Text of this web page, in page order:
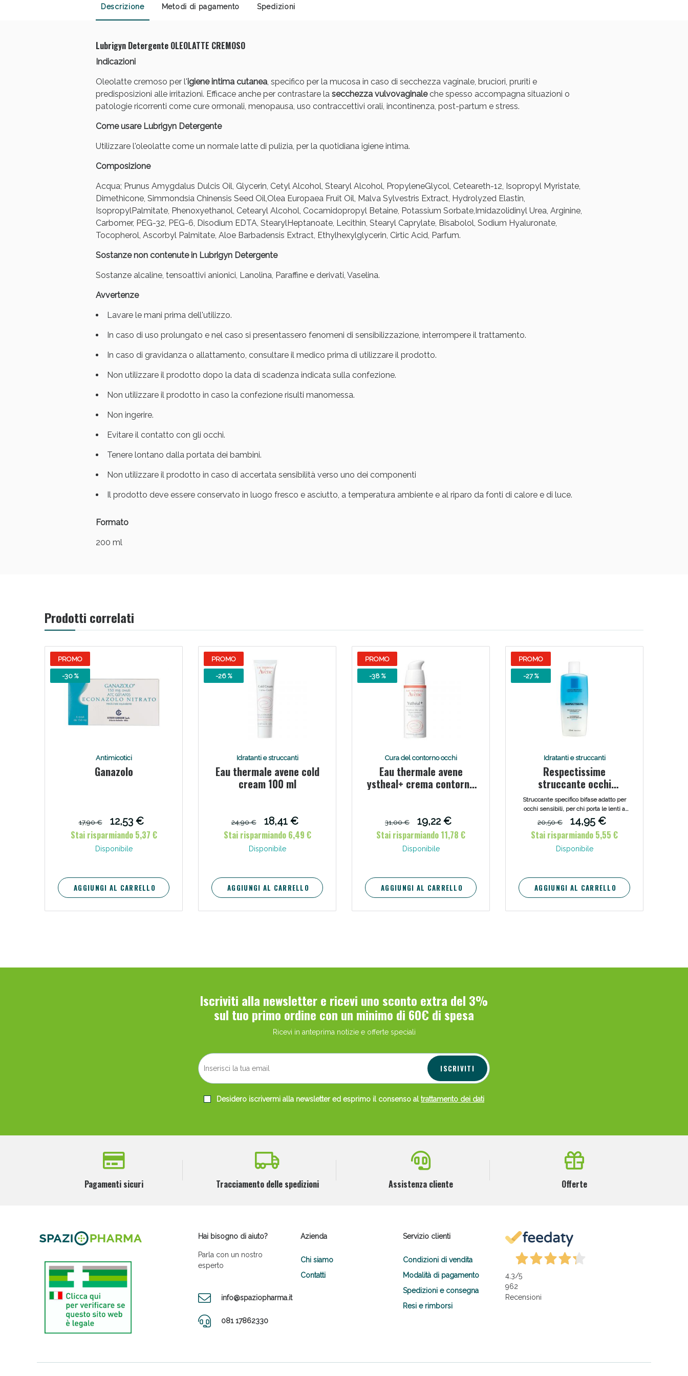
Descrizione Metodi di pagamento Spedizioni
Lubrigyn Detergente OLEOLATTE CREMOSO
Indicazioni
Oleolatte cremoso per l'igiene intima cutanea , specifico per la mucosa in caso di secchezza vaginale, bruciori, pruriti e
predisposizioni alle irritazioni. Efficace anche per contrastare la secchezza vulvovaginaleche spesso accompagna situazioni o
patologie ricorrenti come cure ormonali, menopausa, uso contraccettivi orali, incontinenza, post-partum e stress.
Come usare Lubrigyn Detergente
Utilizzare l'oleolatte come un normale latte di pulizia, per la quotidiana igiene intima.
Composizione
Acqua; Prunus Amygdalus Dulcis Oil, Glycerin, Cetyl Alcohol, Stearyl Alcohol, PropyleneGlycol, Ceteareth-12, Isopropyl Myristate,
Dimethicone, Simmondsia Chinensis Seed Oil,Olea Europaea Fruit Oil, Malva Sylvestris Extract, Hydrolyzed Elastin,
IsopropylPalmitate, Phenoxyethanol, Cetearyl Alcohol, Cocamidopropyl Betaine, Potassium Sorbate,Imidazolidinyl Urea, Arginine,
Carbomer, PEG-32, PEG-6, Disodium EDTA, StearylHeptanoate, Lecithin, Stearyl Caprylate, Bisabolol, Sodium Hyaluronate,
Tocopherol, Ascorbyl Palmitate, Aloe Barbadensis Extract, Ethylhexylglycerin, Cirtic Acid, Parfum.
Sostanze non contenute in Lubrigyn Detergente
Sostanze alcaline, tensoattivi anionici, Lanolina, Paraffine e derivati, Vaselina.
Avvertenze
Lavare le mani prima dell'utilizzo.
In caso di uso prolungato e nel caso si presentassero fenomeni di sensibilizzazione, interrompere il trattamento.
In caso di gravidanza o allattamento, consultare il medico prima di utilizzare il prodotto.
Non utilizzare il prodotto dopo la data di scadenza indicata sulla confezione.
Non utilizzare il prodotto in caso la confezione risulti manomessa.
Non ingerire.
Evitare il contatto con gli occhi.
Tenere lontano dalla portata dei bambini.
Non utilizzare il prodotto in caso di accertata sensibilità verso uno dei componenti
Il prodotto deve essere conservato in luogo fresco e asciutto, a temperatura ambiente e al riparo da fonti di calore e di luce.
Formato
200 ml
Prodotti correlati
PROMO
-30 %
Antimicotici
Ganazolo
17,90 €
12,53 €
Stai risparmiando 5,37 €
Disponibile
AGGIUNGI AL CARRELLO
PROMO
-26 %
Idratanti e struccanti
Eau thermale avene cold
cream 100 ml
24,90 €
18,41 €
Stai risparmiando 6,49 €
Disponibile
AGGIUNGI AL CARRELLO
PROMO
-38 %
Cura del contorno occhi
Eau thermale avene
ystheal+ crema contorno
31,00 €
19,22 €
Stai risparmiando 11,78 €
Disponibile
AGGIUNGI AL CARRELLO
PROMO
-27 %
Idratanti e struccanti
Respectissime
struccante occhi
waterproof bifase 125 ml
Struccante specifico bifase adatto per
occhi sensibili, per chi porta le lenti a
contatto o per chi usa prodotti
waterproof, dal maquillage più
resistente.
20,50 €
14,95 €
Stai risparmiando 5,55 €
Disponibile
AGGIUNGI AL CARRELLO
Iscriviti alla newsletter e ricevi uno sconto extra del 3%
sul tuo primo ordine con un minimo di 60€ di spesa
Ricevi in anteprima notizie e offerte speciali
ISCRIVITI
Desidero iscrivermi alla newsletter ed esprimo il consenso al trattamento dei dati
Pagamenti sicuri Tracciamento delle spedizioni Assistenza cliente Offerte
Hai bisogno di aiuto?
Parla con un nostro
esperto
info@spaziopharma.it
081 17862330
Azienda
Chi siamo
Contatti
Servizio clienti
Condizioni di vendita
Modalità di pagamento
Spedizioni e consegna
Resi e rimborsi
4,3/5
962
Recensioni
Vie Urinarie e Prostata: Sconti fino al 45% oggi!
Scopri le offerte di Oggi